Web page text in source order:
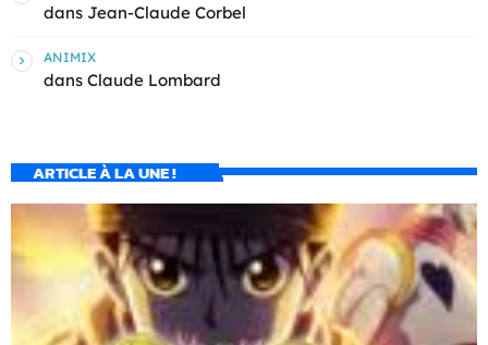
dans Jean-Claude Corbel
ANIMIX
dans Claude Lombard
ARTICLE À LA UNE !